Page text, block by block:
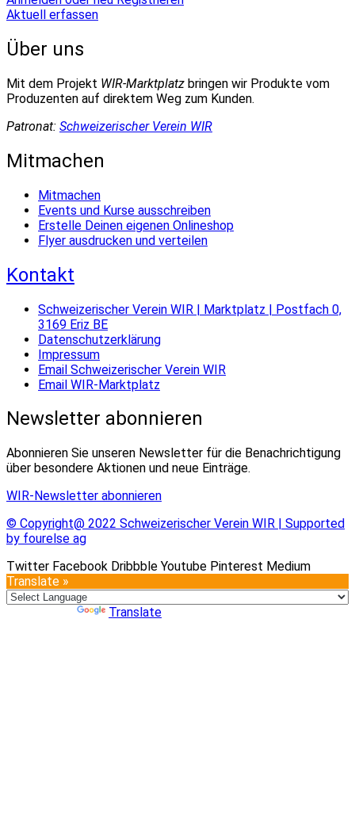
Aktuell erfassen
Über uns
Mit dem Projekt WIR-Marktplatz bringen wir Produkte vom
Produzenten auf direktem Weg zum Kunden.
Patronat: Schweizerischer Verein WIR
Mitmachen
Mitmachen
Events und Kurse ausschreiben
Erstelle Deinen eigenen Onlineshop
Flyer ausdrucken und verteilen
Kontakt
Schweizerischer Verein WIR | Marktplatz | Postfach 0,
3169 Eriz BE
Datenschutzerklärung
Impressum
Email Schweizerischer Verein WIR
Email WIR-Marktplatz
Newsletter abonnieren
Abonnieren Sie unseren Newsletter für die Benachrichtigung
über besondere Aktionen und neue Einträge.
WIR-Newsletter abonnieren
© Copyright@ 2022 Schweizerischer Verein WIR | Supported
by fourelse ag
Twitter Facebook Dribbble Youtube Pinterest Medium
Translate »
Translate